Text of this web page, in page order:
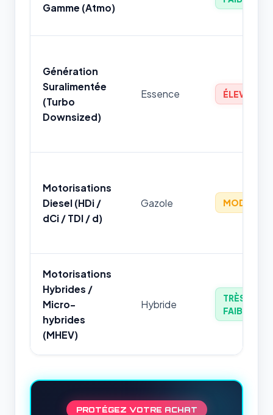
Gamme (Atmo)
Génération
Suralimentée
(Turbo
Downsized)
Essence ÉLEVÉ
Motorisations
Diesel (HDi /
dCi / TDI / d)
Gazole MODÉRÉ
Motorisations
Hybrides /
Micro-
hybrides
(MHEV)
Hybride
TRÈS
FAIBLE
PROTÉGEZ VOTRE ACHAT